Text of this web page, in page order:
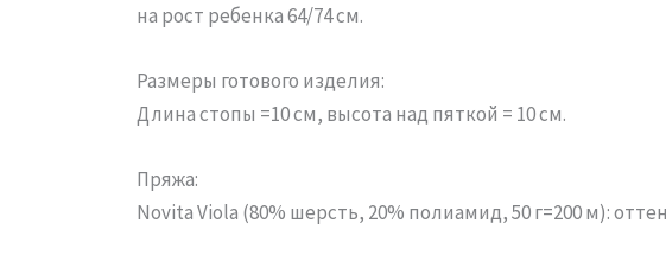
на рост ребенка 64/74 см.
Размеры готового изделия:
Длина стопы =10 см, высота над пяткой = 10 см.
Пряжа:
Novita Viola (80% шерсть, 20% полиамид, 50 г=200 м):